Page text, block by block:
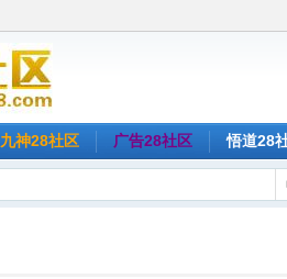
九神28社区 广告28社区 悟道28